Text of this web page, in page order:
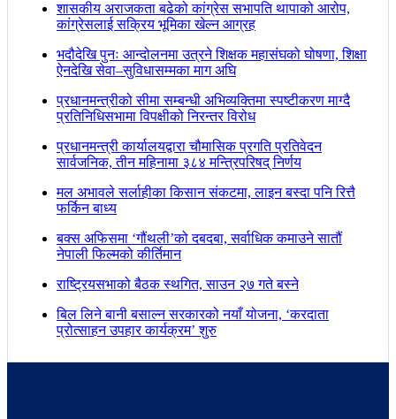
शासकीय अराजकता बढेको कांग्रेस सभापति थापाको आरोप,
कांग्रेसलाई सक्रिय भूमिका खेल्न आग्रह
भदौदेखि पुनः आन्दोलनमा उत्रने शिक्षक महासंघको घोषणा, शिक्षा
ऐनदेखि सेवा–सुविधासम्मका माग अघि
प्रधानमन्त्रीको सीमा सम्बन्धी अभिव्यक्तिमा स्पष्टीकरण माग्दै
प्रतिनिधिसभामा विपक्षीको निरन्तर विरोध
प्रधानमन्त्री कार्यालयद्वारा चौमासिक प्रगति प्रतिवेदन
सार्वजनिक, तीन महिनामा ३८४ मन्त्रिपरिषद् निर्णय
मल अभावले सर्लाहीका किसान संकटमा, लाइन बस्दा पनि रित्तै
फर्किन बाध्य
बक्स अफिसमा ‘गौंथली’को दबदबा, सर्वाधिक कमाउने सातौं
नेपाली फिल्मको कीर्तिमान
राष्ट्रियसभाको बैठक स्थगित, साउन २७ गते बस्ने
बिल लिने बानी बसाल्न सरकारको नयाँ योजना, ‘करदाता
प्रोत्साहन उपहार कार्यक्रम’ शुरु